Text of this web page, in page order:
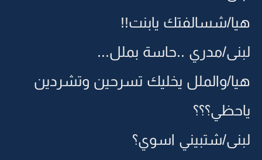
هيا/شسالفتك يابنت!!
لبنى/مدري ..حاسة بملل...
هيا/والملل يخليك تسرحين وتشردين
ياحظي؟؟؟
لبنى/شتبيني اسوي؟